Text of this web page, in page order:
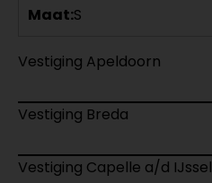
Maat:S
Vestiging Apeldoorn
Vestiging Breda
Vestiging Capelle a/d IJssel